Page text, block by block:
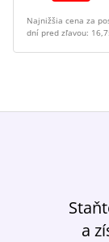
Najnižšia cena za
dní pred zľavou:
a